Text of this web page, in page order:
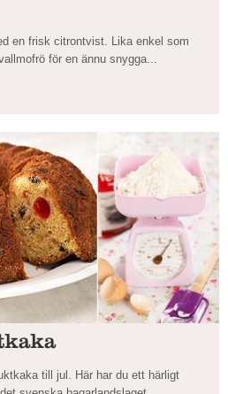
en frisk citrontvist. Lika enkel som
för en ännu snygga...
till jul. Här har du ett härligt